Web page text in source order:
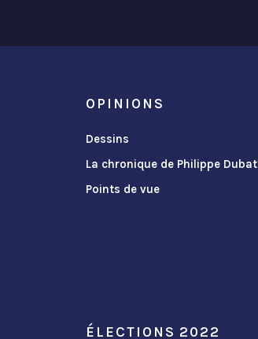
OPINIONS
Dessins
La chronique de Philippe
Points de vue
ÉLECTIONS 2022